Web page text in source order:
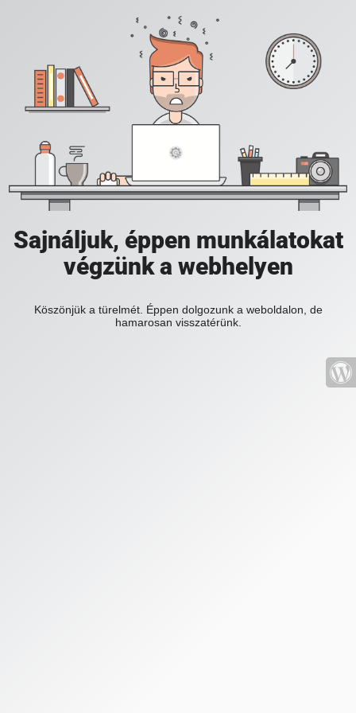
Sajnáljuk, éppen munkálatokat
végzünk a webhelyen
Köszönjük a türelmét. Éppen dolgozunk a weboldalon, de
hamarosan visszatérünk.